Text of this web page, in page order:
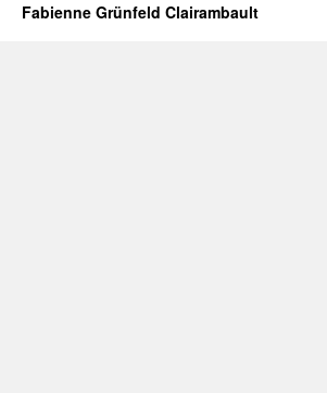
Fabienne Grünfeld Clairambault